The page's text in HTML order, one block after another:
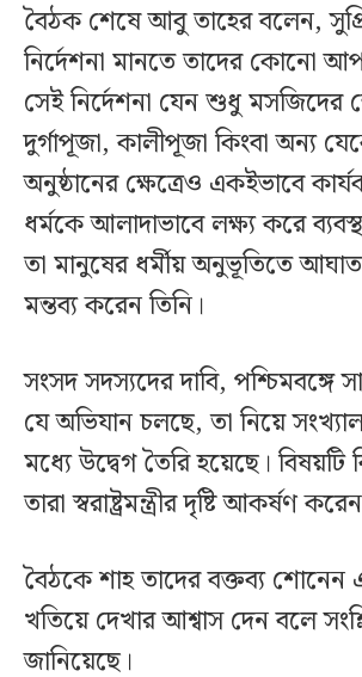
বৈঠক শেষে আবু তাহের বলেন,
নির্দেশনা মানতে তাদের কোনো
সেই নির্দেশনা যেন শুধু মসজিদের
দুর্গাপূজা, কালীপূজা কিংবা অন্য
অনুষ্ঠানের ক্ষেত্রেও একইভাবে
ধর্মকে আলাদাভাবে লক্ষ্য করে
তা মানুষের ধর্মীয় অনুভূতিতে
মন্তব্য করেন তিনি।
সংসদ সদস্যদের দাবি, পশ্চিমবঙ্গে
যে অভিযান চলছে, তা নিয়ে
মধ্যে উদ্বেগ তৈরি হয়েছে। বিষয়টি
তারা স্বরাষ্ট্রমন্ত্রীর দৃষ্টি আকর্ষণ
বৈঠকে শাহ তাদের বক্তব্য শোনেন
খতিয়ে দেখার আশ্বাস দেন বলে
জানিয়েছে।‌